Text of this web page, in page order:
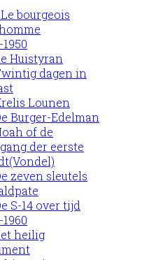
Le bourgeois
Huistyran
dagen in
Lounen
Burger-Edelman
of de
der eerste
zeven sleutels
S-14 over tijd
heilig